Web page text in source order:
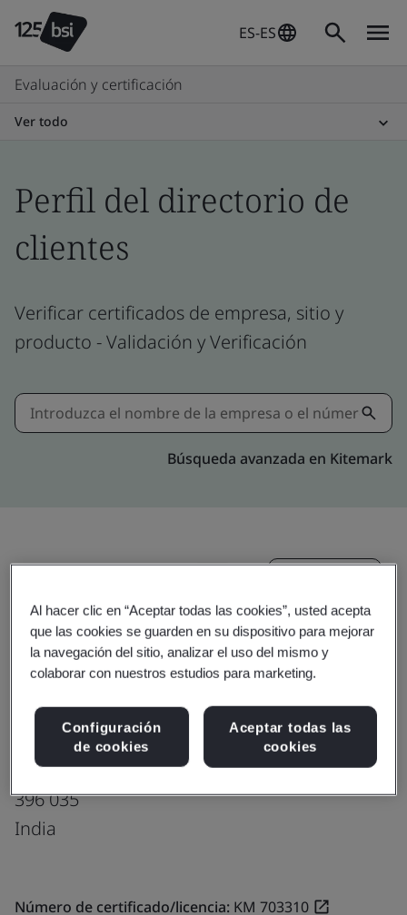
ES-ES
Evaluación y certificación
Ver todo
Perfil del directorio de
clientes
Verificar certificados de empresa, sitio y
producto - Validación y Verificación
Búsqueda avanzada en Kitemark
Great White Global Pvt Ltd
SURVEY No. 36/1, 32/2/P1
35/2, 38/P1, 38/P2
NH -08, Gundlav Char Rasta
Valsad
396 035
India
Número de certificado/licencia: KM 703310
Al hacer clic en “Aceptar todas las cookies”, usted acepta
que las cookies se guarden en su dispositivo para mejorar
la navegación del sitio, analizar el uso del mismo y
colaborar con nuestros estudios para marketing.
Configuración
de cookies
Aceptar todas las
cookies